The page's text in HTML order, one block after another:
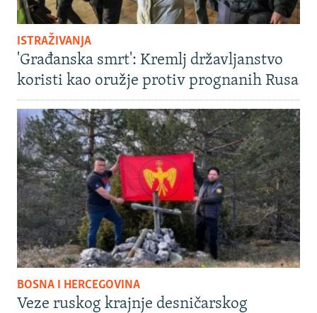
ISTRAŽIVANJA
'Građanska smrt': Kremlj državljanstvo
koristi kao oružje protiv prognanih Rusa
BOSNA I HERCEGOVINA
Veze ruskog krajnje desničarskog